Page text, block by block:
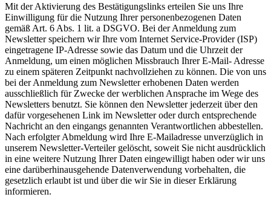
Mit der Aktivierung des Bestätigungslinks erteilen Sie uns Ihre
Einwilligung für die Nutzung Ihrer personenbezogenen Daten
gemäß Art. 6 Abs. 1 lit. a DSGVO. Bei der Anmeldung zum
Newsletter speichern wir Ihre vom Internet Service-Provider (ISP)
eingetragene IP-Adresse sowie das Datum und die Uhrzeit der
Anmeldung, um einen möglichen Missbrauch Ihrer E-Mail- Adresse
zu einem späteren Zeitpunkt nachvollziehen zu können. Die von uns
bei der Anmeldung zum Newsletter erhobenen Daten werden
ausschließlich für Zwecke der werblichen Ansprache im Wege des
Newsletters benutzt. Sie können den Newsletter jederzeit über den
dafür vorgesehenen Link im Newsletter oder durch entsprechende
Nachricht an den eingangs genannten Verantwortlichen abbestellen.
Nach erfolgter Abmeldung wird Ihre E-Mailadresse unverzüglich in
unserem Newsletter-Verteiler gelöscht, soweit Sie nicht ausdrücklich
in eine weitere Nutzung Ihrer Daten eingewilligt haben oder wir uns
eine darüberhinausgehende Datenverwendung vorbehalten, die
gesetzlich erlaubt ist und über die wir Sie in dieser Erklärung
informieren.